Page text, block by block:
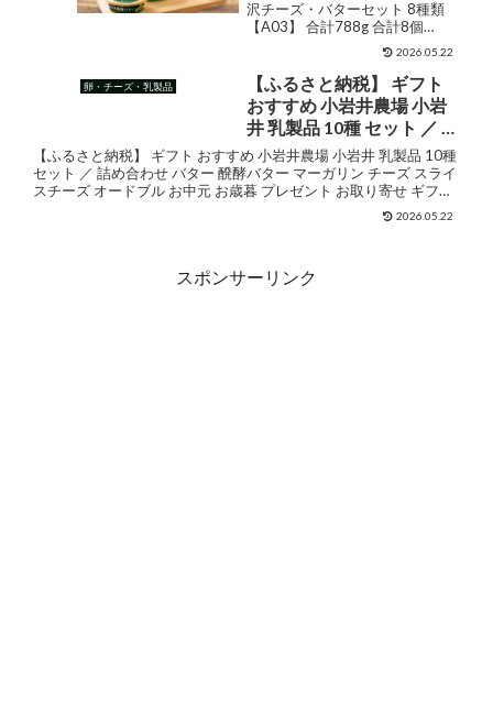
ー カマンベールチーズ チ
ェダーチーズ スモークチ
ーズ よつ葉バター 発酵バ
ター セット 詰め合わせ 乳
製品 加工品 十勝 冷蔵 楽天
スーパーSALE 9月開催
沢チーズ・バターセット 8種類
【A03】 合計788g 合計8個
16000円 1万6000円 チーズ バタ
ー カマンベールチーズ チェダー
チーズ スモークチーズ よつ葉バ
ター 発酵バター セット 詰め合わ
せ ...
2026.05.22
卵・チーズ・乳製品
【ふるさと納税】 ギフト
おすすめ 小岩井農場 小岩
井 乳製品 10種 セット ／ 詰
め合わせ バター 醗酵バタ
ー マーガリン チーズ スラ
イスチーズ オードブル お
中元 お歳暮 プレゼント お
国産 岩手県 雫石町 送料無
【ふるさと納税】 ギフト おすすめ 小岩井農場 小岩井 乳製品 10種
セット ／ 詰め合わせ バター 醗酵バター マーガリン チーズ スライ
スチーズ オードブル お中元 お歳暮 プレゼント お取り寄せ ギフト
2026.05.22
スポンサーリンク